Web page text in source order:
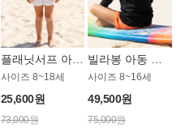
플래닛서프 아동 루즈핏 래쉬가드 UGT012CPS
사이즈 8~18세
25,600원
73,000원
사이즈 8~16세
49,500원
75,000원